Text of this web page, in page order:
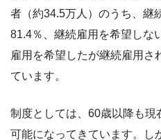
者（約34.5万人）のうち、継
81.4％、継続雇用を希望しな
雇用を希望したが継続雇用さ
ています。
制度としては、60歳以降も
可能になってきています。し